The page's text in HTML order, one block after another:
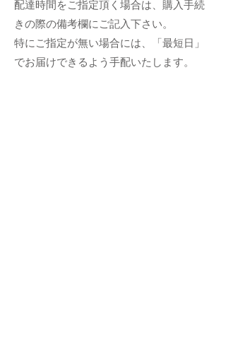
配達時間をご指定頂く場合は、購入手続
きの際の備考欄にご記入下さい。
特にご指定が無い場合には、「最短日」
でお届けできるよう手配いたします。